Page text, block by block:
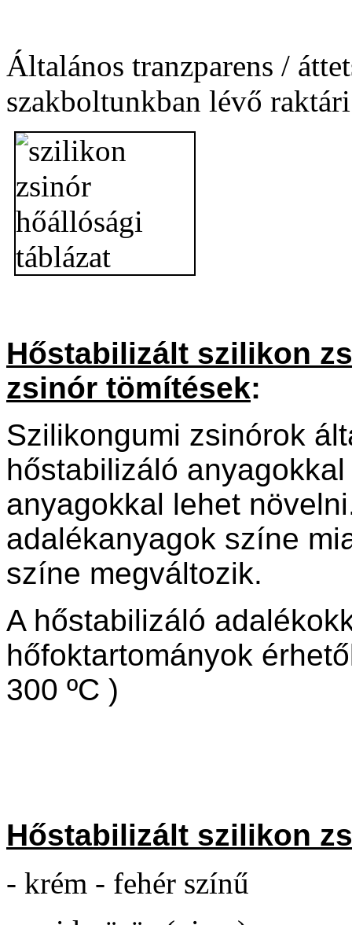
Általános tranzparens /
szakboltunkban lévő
Hőstabilizált szilikon
zsinór tömítések:
Szilikongumi zsinórok
hőstabilizáló
anyagokkal lehet
adalékanyagok színe
színe megváltozik.
A hőstabilizáló
hőfoktartományok
300 ºC )
Hőstabilizált szilikon
- krém - fehér színű